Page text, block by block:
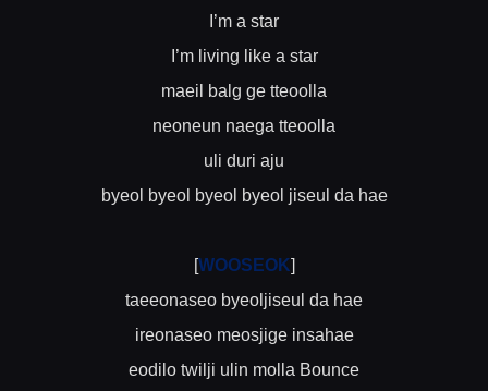
I’m a star
I’m living like a star
maeil balg ge tteoolla
neoneun naega tteoolla
uli duri aju
byeol byeol byeol byeol jiseul da hae
[WOOSEOK]
taeeonaseo byeoljiseul da hae
ireonaseo meosjige insahae
eodilo twilji ulin molla Bounce